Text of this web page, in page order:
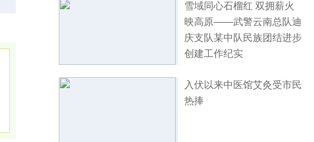
雪域同心石榴红 双拥薪火
映高原——武警云南总队迪
庆支队某中队民族团结进步
创建工作纪实
入伏以来中医馆艾灸受市民
热捧